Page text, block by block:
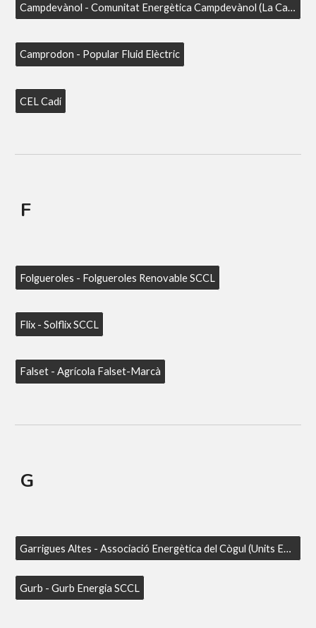
Campdevànol - Comunitat Energètica Campdevànol (La Campdevanolenca SCCL)
Camprodon - Popular Fluid Elèctric
CEL Cadí
F
Folgueroles - Folgueroles Renovable SCCL
Flix - Solflix SCCL
Falset - Agrícola Falset-Marcà
G
Garrigues Altes - Associació Energètica del Cògul (Units Energy)
Gurb - Gurb Energia SCCL